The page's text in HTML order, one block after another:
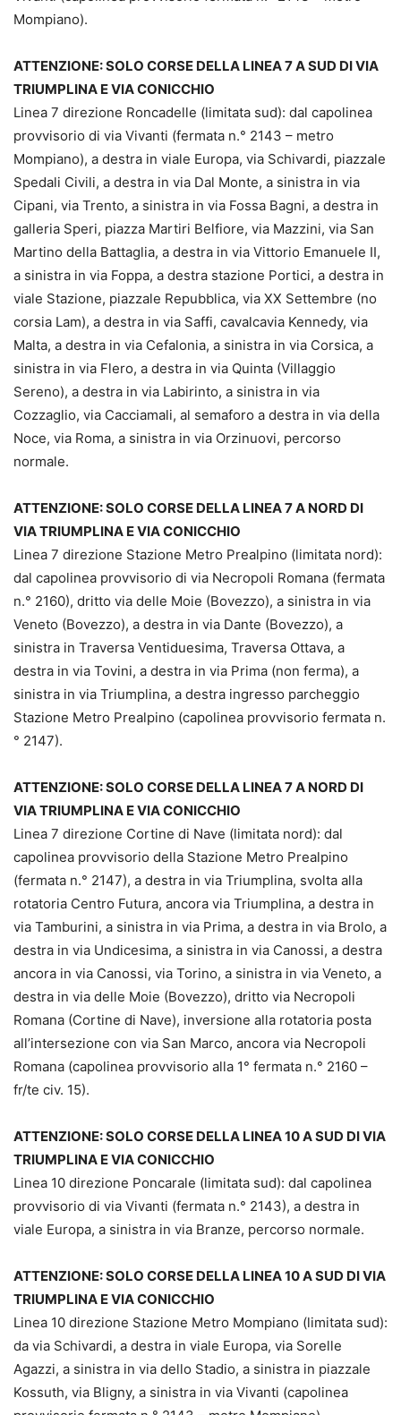
Mompiano).
ATTENZIONE: SOLO CORSE DELLA LINEA 7 A SUD DI VIA
TRIUMPLINA E VIA CONICCHIO
Linea 7 direzione Roncadelle (limitata sud): dal capolinea
provvisorio di via Vivanti (fermata n.° 2143 – metro
Mompiano), a destra in viale Europa, via Schivardi, piazzale
Spedali Civili, a destra in via Dal Monte, a sinistra in via
Cipani, via Trento, a sinistra in via Fossa Bagni, a destra in
galleria Speri, piazza Martiri Belfiore, via Mazzini, via San
Martino della Battaglia, a destra in via Vittorio Emanuele II,
a sinistra in via Foppa, a destra stazione Portici, a destra in
viale Stazione, piazzale Repubblica, via XX Settembre (no
corsia Lam), a destra in via Saffi, cavalcavia Kennedy, via
Malta, a destra in via Cefalonia, a sinistra in via Corsica, a
sinistra in via Flero, a destra in via Quinta (Villaggio
Sereno), a destra in via Labirinto, a sinistra in via
Cozzaglio, via Cacciamali, al semaforo a destra in via della
Noce, via Roma, a sinistra in via Orzinuovi, percorso
normale.
ATTENZIONE: SOLO CORSE DELLA LINEA 7 A NORD DI
VIA TRIUMPLINA E VIA CONICCHIO
Linea 7 direzione Stazione Metro Prealpino (limitata nord):
dal capolinea provvisorio di via Necropoli Romana (fermata
n.° 2160), dritto via delle Moie (Bovezzo), a sinistra in via
Veneto (Bovezzo), a destra in via Dante (Bovezzo), a
sinistra in Traversa Ventiduesima, Traversa Ottava, a
destra in via Tovini, a destra in via Prima (non ferma), a
sinistra in via Triumplina, a destra ingresso parcheggio
Stazione Metro Prealpino (capolinea provvisorio fermata n.
° 2147).
ATTENZIONE: SOLO CORSE DELLA LINEA 7 A NORD DI
VIA TRIUMPLINA E VIA CONICCHIO
Linea 7 direzione Cortine di Nave (limitata nord): dal
capolinea provvisorio della Stazione Metro Prealpino
(fermata n.° 2147), a destra in via Triumplina, svolta alla
rotatoria Centro Futura, ancora via Triumplina, a destra in
via Tamburini, a sinistra in via Prima, a destra in via Brolo, a
destra in via Undicesima, a sinistra in via Canossi, a destra
ancora in via Canossi, via Torino, a sinistra in via Veneto, a
destra in via delle Moie (Bovezzo), dritto via Necropoli
Romana (Cortine di Nave), inversione alla rotatoria posta
all’intersezione con via San Marco, ancora via Necropoli
Romana (capolinea provvisorio alla 1° fermata n.° 2160 –
fr/te civ. 15).
ATTENZIONE: SOLO CORSE DELLA LINEA 10 A SUD DI VIA
TRIUMPLINA E VIA CONICCHIO
Linea 10 direzione Poncarale (limitata sud): dal capolinea
provvisorio di via Vivanti (fermata n.° 2143), a destra in
viale Europa, a sinistra in via Branze, percorso normale.
ATTENZIONE: SOLO CORSE DELLA LINEA 10 A SUD DI VIA
TRIUMPLINA E VIA CONICCHIO
Linea 10 direzione Stazione Metro Mompiano (limitata sud):
da via Schivardi, a destra in viale Europa, via Sorelle
Agazzi, a sinistra in via dello Stadio, a sinistra in piazzale
Kossuth, via Bligny, a sinistra in via Vivanti (capolinea